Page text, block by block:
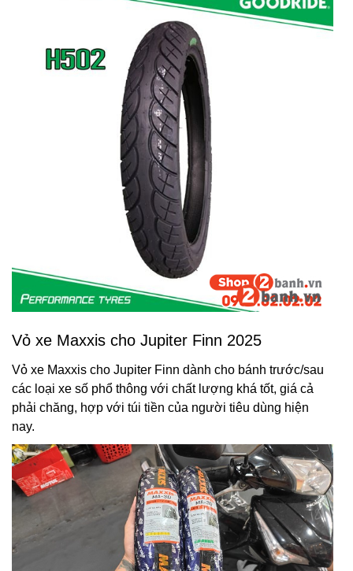
Vỏ xe Maxxis cho Jupiter Finn 2025
Vỏ xe Maxxis cho Jupiter Finn dành cho bánh trước/sau
các loại xe số phổ thông với chất lượng khá tốt, giá cả
phải chăng, hợp với túi tiền của người tiêu dùng hiện
nay.